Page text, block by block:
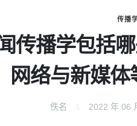
传播
传播学包括
网络与新媒
佚名 2022 年 06